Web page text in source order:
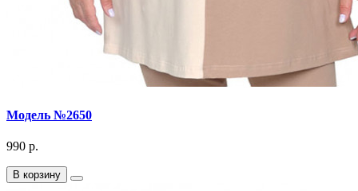
Модель №2650
990 р.
В корзину